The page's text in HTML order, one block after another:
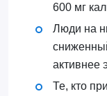
600 мг
Люди на
активнее
Те, кто